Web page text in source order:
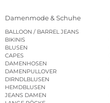
Damenmode & Schuhe
BALLOON / BARREL JEANS
BIKINIS
BLUSEN
CAPES
DAMENHOSEN
DAMENPULLOVER
DIRNDLBLUSEN
HEMDBLUSEN
JEANS DAMEN